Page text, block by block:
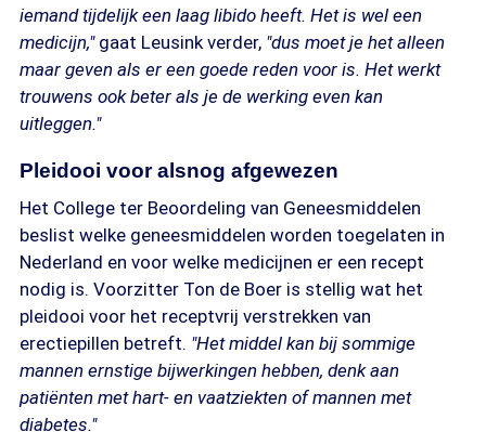
iemand tijdelijk een laag libido heeft. Het is wel een
medicijn," gaat Leusink verder, "dus moet je het alleen
maar geven als er een goede reden voor is. Het werkt
trouwens ook beter als je de werking even kan
uitleggen."
Pleidooi voor alsnog afgewezen
Het College ter Beoordeling van Geneesmiddelen
beslist welke geneesmiddelen worden toegelaten in
Nederland en voor welke medicijnen er een recept
nodig is. Voorzitter Ton de Boer is stellig wat het
pleidooi voor het receptvrij verstrekken van
erectiepillen betreft. "Het middel kan bij sommige
mannen ernstige bijwerkingen hebben, denk aan
patiënten met hart- en vaatziekten of mannen met
diabetes."